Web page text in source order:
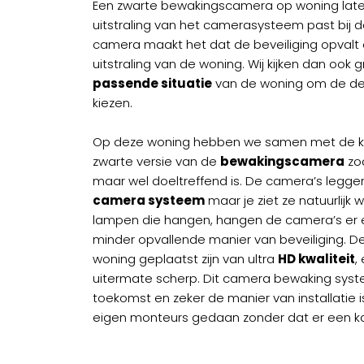
Een zwarte bewakingscamera op woning
uitstraling van het camerasysteem past bij
camera maakt het dat de beveiliging
uitstraling van de woning. Wij kijken dan ook
passende situatievan de woning om de
kiezen.
Op deze woning hebben we samen met de
zwarte versie van de bewakingscamera
maar wel doeltreffend is. De camera’s
camera systeemmaar je ziet ze natuurlijk
lampen die hangen, hangen de camera’s er
minder opvallende manier van beveiliging.
woning geplaatst zijn van ultra HD kwaliteit,
uitermate scherp. Dit camera bewaking
toekomst en zeker de manier van installatie
eigen monteurs gedaan zonder dat er een